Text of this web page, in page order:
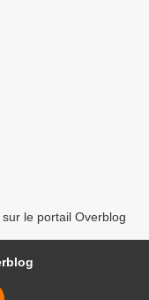
le portail Overblog